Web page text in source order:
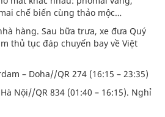
chế biến cùng thảo mộc…
hàng. Sau bữa trưa, xe đưa Quý
thủ tục đáp chuyến bay về Việt
– Doha//QR 274 (16:15 – 23:35)
Nội//QR 834 (01:40 – 16:15). Nghỉ